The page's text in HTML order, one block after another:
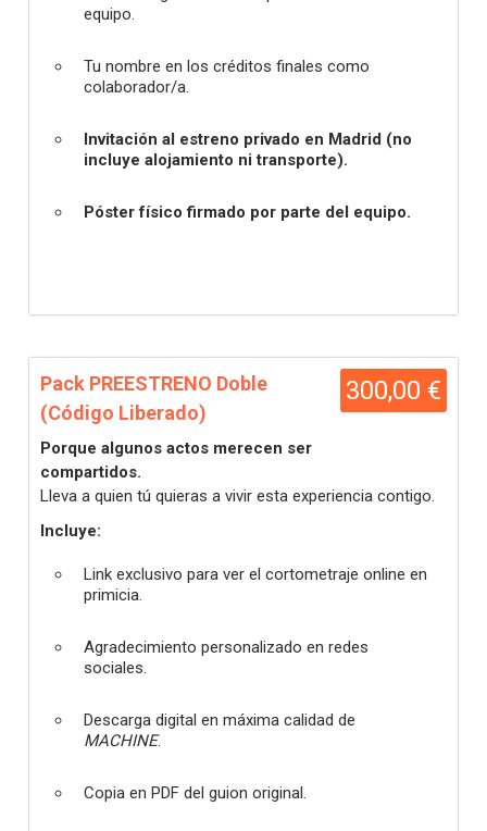
equipo.
Tu nombre en los créditos finales como
colaborador/a.
Invitación al estreno privado en Madrid (no
incluye alojamiento ni transporte).
Póster físico firmado por parte del equipo.
300,00 €
Pack PREESTRENO Doble
(Código Liberado)
Porque algunos actos merecen ser
compartidos.
Lleva a quien tú quieras a vivir esta experiencia contigo.
Incluye:
Link exclusivo para ver el cortometraje online en
primicia.
Agradecimiento personalizado en redes
sociales.
Descarga digital en máxima calidad de
MACHINE.
Copia en PDF del guion original.